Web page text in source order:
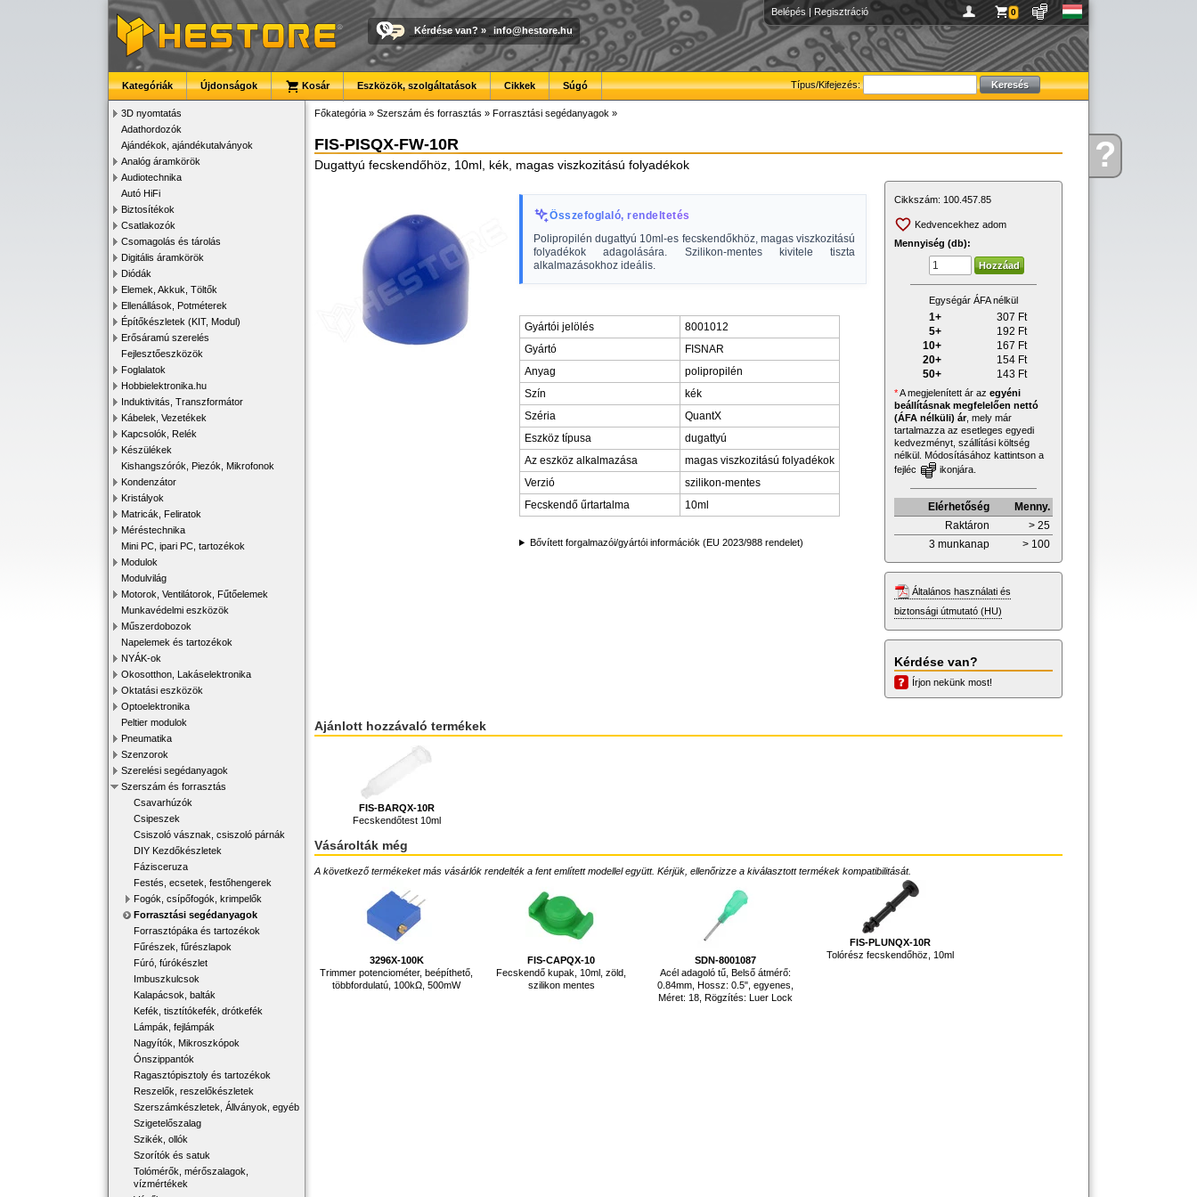
Kérdése?
Belépés | Regisztráció 0
Kérdése van? » info@hestore.hu
Típus/Kifejezés:
Kategóriák Újdonságok Kosár Eszközök, szolgáltatások Cikkek Súgó
3D nyomtatás
Adathordozók
Ajándékok, ajándékutalványok
Analóg áramkörök
Audiotechnika
Autó HiFi
Biztosítékok
Csatlakozók
Csomagolás és tárolás
Digitális áramkörök
Diódák
Elemek, Akkuk, Töltők
Ellenállások, Potméterek
Építőkészletek (KIT, Modul)
Erősáramú szerelés
Fejlesztőeszközök
Foglalatok
Hobbielektronika.hu
Induktivitás, Transzformátor
Kábelek, Vezetékek
Kapcsolók, Relék
Készülékek
Kishangszórók, Piezók, Mikrofonok
Kondenzátor
Kristályok
Matricák, Feliratok
Méréstechnika
Mini PC, ipari PC, tartozékok
Modulok
Modulvilág
Motorok, Ventilátorok, Fűtőelemek
Munkavédelmi eszközök
Műszerdobozok
Napelemek és tartozékok
NYÁK-ok
Okosotthon, Lakáselektronika
Oktatási eszközök
Optoelektronika
Peltier modulok
Pneumatika
Szenzorok
Szerelési segédanyagok
Szerszám és forrasztás
Csavarhúzók
Csipeszek
Csiszoló vásznak, csiszoló párnák
DIY Kezdőkészletek
Fázisceruza
Festés, ecsetek, festőhengerek
Fogók, csípőfogók, krimpelők
Forrasztási segédanyagok
Forrasztópáka és tartozékok
Fűrészek, fűrészlapok
Fúró, fúrókészlet
Imbuszkulcsok
Kalapácsok, balták
Kefék, tisztítókefék, drótkefék
Lámpák, fejlámpák
Nagyítók, Mikroszkópok
Ónszippantók
Ragasztópisztoly és tartozékok
Reszelők, reszelőkészletek
Szerszámkészletek, Állványok, egyéb
Szigetelőszalag
Szikék, ollók
Szorítók és satuk
Tolómérők, mérőszalagok,
vízmértékek
Főkategória » Szerszám és forrasztás » Forrasztási segédanyagok »
FIS-PISQX-FW-10R
Dugattyú fecskendőhöz, 10ml, kék, magas viszkozitású folyadékok
Összefoglaló, rendeltetés
Polipropilén dugattyú 10ml-es fecskendőkhöz, magas viszkozitású
folyadékok adagolására. Szilikon-mentes kivitele tiszta
alkalmazásokhoz ideális.
Gyártói jelölés
8001012
Gyártó
FISNAR
Anyag
polipropilén
Szín
kék
Széria
QuantX
Eszköz típusa
dugattyú
Az eszköz alkalmazása
magas viszkozitású folyadékok
Verzió
szilikon-mentes
Fecskendő űrtartalma
10ml
Bővített forgalmazói/gyártói információk (EU 2023/988 rendelet)
Cikkszám: 100.457.85
Kedvencekhez adom
Mennyiség (db):
Egységár ÁFA nélkül
1+ 307 Ft
5+
192 Ft
10+
167 Ft
20+
154 Ft
50+
143 Ft
*A megjelenített ár az egyéni
beállításnak megfelelően nettó
(ÁFA nélküli) ár, mely már
tartalmazza az esetleges egyedi
kedvezményt, szállítási költség
nélkül. Módosításához kattintson a
fejléc
ikonjára.
Elérhetőség
Menny.
Raktáron
> 25
3 munkanap
> 100
Általános használati és
biztonsági útmutató (HU)
Kérdése van?
Írjon nekünk most!
Ajánlott hozzávaló termékek
FIS-BARQX-10R
Fecskendőtest 10ml
Vásárolták még
A következő termékeket más vásárlók rendelték a fent említett modellel együtt. Kérjük, ellenőrizze a kiválasztott termékek kompatibilitását.
3296X-100K
Trimmer potenciométer, beépíthető,
többfordulatú, 100kΩ, 500mW
FIS-CAPQX-10
Fecskendő kupak, 10ml, zöld,
szilikon mentes
SDN-8001087
Acél adagoló tű, Belső átmérő:
0.84mm, Hossz: 0.5", egyenes,
Méret: 18, Rögzítés: Luer Lock
FIS-PLUNQX-10R
Tolórész fecskendőhöz, 10ml